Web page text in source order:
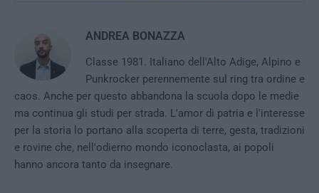
ANDREA BONAZZA
Classe 1981. Italiano dell'Alto Adige, Alpino e
Punkrocker perennemente sul ring tra ordine e
caos. Anche per questo abbandona la scuola dopo le medie
ma continua gli studi per strada. L'amor di patria e l'interesse
per la storia lo portano alla scoperta di terre, gesta, tradizioni
e rovine che, nell'odierno mondo iconoclasta, ai popoli
hanno ancora tanto da insegnare.